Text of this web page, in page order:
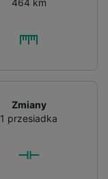
464 km
Zmiany
1 przesiadka